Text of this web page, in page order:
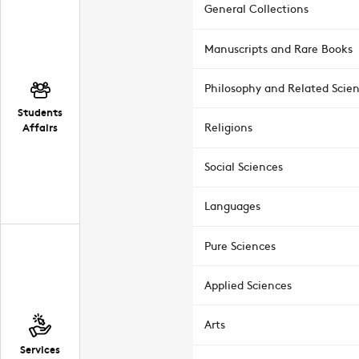
Students
Affairs
Services
General Collections
Manuscripts and Rare Books
Philosophy and Related
Religions
Social Sciences
Languages
Pure Sciences
Applied Sciences
Arts